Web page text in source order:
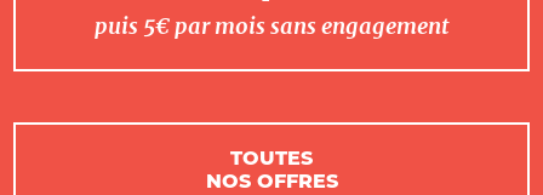
puis 5€ par mois sans engagement
TOUTES
NOS OFFRES